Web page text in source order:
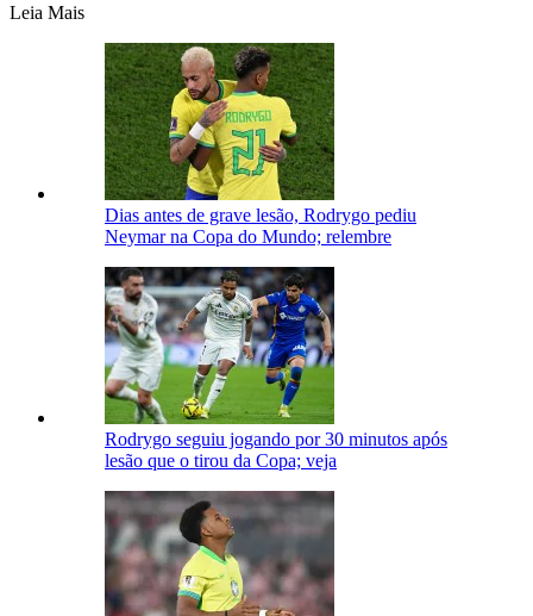
Leia Mais
Dias antes de grave lesão, Rodrygo pediu
Neymar na Copa do Mundo; relembre
Rodrygo seguiu jogando por 30 minutos após
lesão que o tirou da Copa; veja